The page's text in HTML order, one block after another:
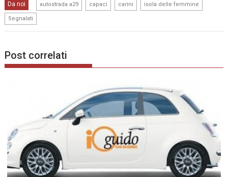
Da noi autostrada a29 capaci carini isola delle femmine
Segnalati
Post correlati